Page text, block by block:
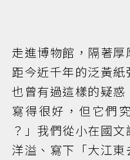
走進博物館，隔著
距今近千年的泛黃
也曾有過這樣的疑
寫得很好，但它們
？」我們從小在國
洋溢、寫下「大江